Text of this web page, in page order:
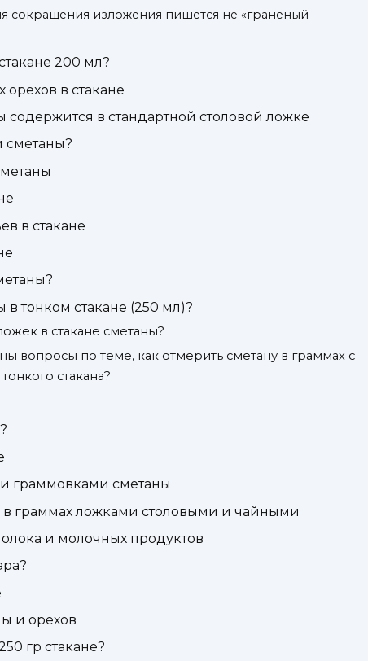
сокращения изложения пишется не «граненый
200 мл?
в стакане
содержится в стандартной столовой ложке
сметаны?
в стакане
тонком стакане (250 мл)?
в стакане сметаны?
вопросы по теме, как отмерить сметану в граммах с
стакана?
граммовками сметаны
граммах ложками столовыми и чайными
и молочных продуктов
и орехов
гр стакане?